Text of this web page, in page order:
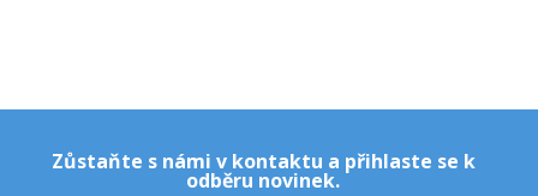
Zůstaňte s námi v kontaktu a přihlaste se k
odběru novinek.